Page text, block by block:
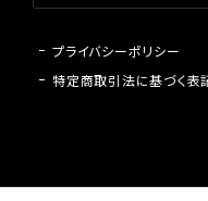
プライバシーポリシー
特定商取引法に基づく表